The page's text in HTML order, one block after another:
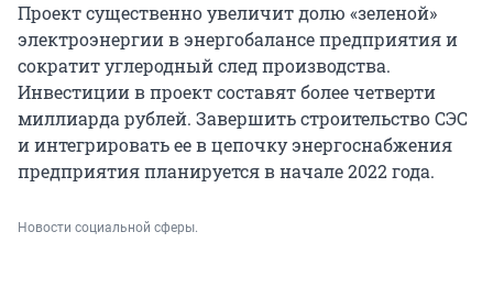
Проект существенно увеличит долю «зеленой»
электроэнергии в энергобалансе предприятия и
сократит углеродный след производства.
Инвестиции в проект составят более четверти
миллиарда рублей. Завершить строительство СЭС
и интегрировать ее в цепочку энергоснабжения
предприятия планируется в начале 2022 года.
Новости социальной сферы.